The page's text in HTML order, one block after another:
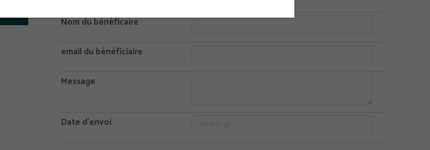
Nom du bénéficaire
email du bénéficiaire
Message
Date d'envoi